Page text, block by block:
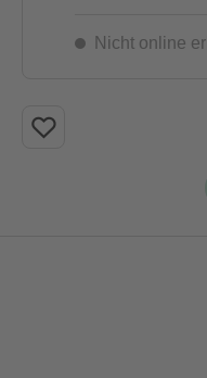
Nicht online